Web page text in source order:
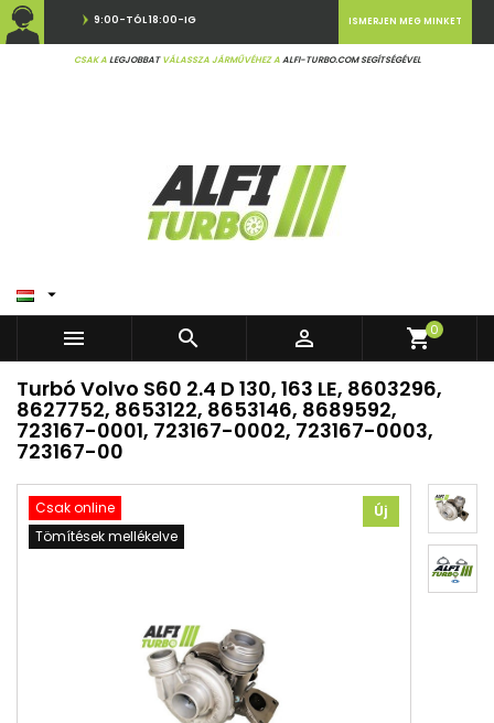
9:00-TÓL 18:00-IG
CSAK ALEGJOBBATVÁLASSZA JÁRMŰVÉHEZ AALFI-TURBO.COM SEGÍTSÉGÉVEL
ISMERJEN MEG MINKET

   shopping_cart0
Turbó Volvo S60 2.4 D 130, 163 LE, 8603296,
8627752, 8653122, 8653146, 8689592,
723167-0001, 723167-0002, 723167-0003,
723167-00
Csak online
Tömítések mellékelve
Új